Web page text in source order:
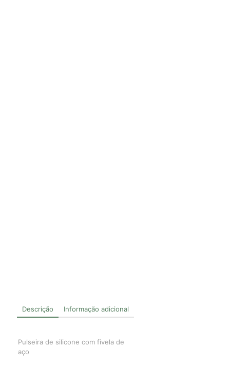
Descrição Informação adicional
Pulseira de silicone com fivela de
aço